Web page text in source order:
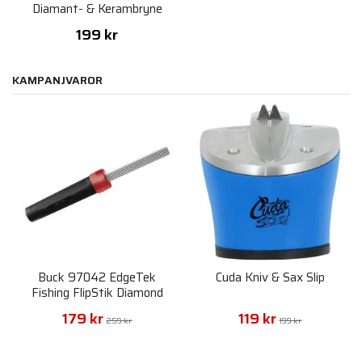
Diamant- & Kerambryne
199 kr
KAMPANJVAROR
Buck 97042 EdgeTek
Fishing FlipStik Diamond
Sharpener
179 kr 259 kr
Cuda Kniv & Sax Slip
119 kr 199 kr